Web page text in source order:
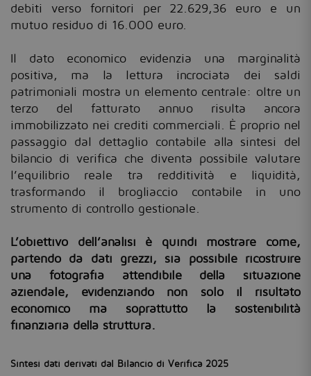
debiti verso fornitori per 22.629,36 euro e un
mutuo residuo di 16.000 euro.
Il dato economico evidenzia una marginalità
positiva, ma la lettura incrociata dei saldi
patrimoniali mostra un elemento centrale: oltre un
terzo del fatturato annuo risulta ancora
immobilizzato nei crediti commerciali. È proprio nel
passaggio dal dettaglio contabile alla sintesi del
bilancio di verifica che diventa possibile valutare
l’equilibrio reale tra redditività e liquidità,
trasformando il brogliaccio contabile in uno
strumento di controllo gestionale.
L’obiettivo dell’analisi è quindi mostrare come,
partendo da dati grezzi, sia possibile ricostruire
una fotografia attendibile della situazione
aziendale, evidenziando non solo il risultato
economico ma soprattutto la sostenibilità
finanziaria della struttura.
Sintesi dati derivati dal Bilancio di Verifica 2025